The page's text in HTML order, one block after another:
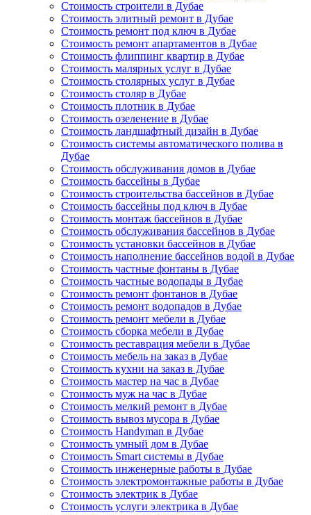
Стоимость строители в Дубае
Стоимость элитный ремонт в Дубае
Стоимость ремонт под ключ в Дубае
Стоимость ремонт апартаментов в Дубае
Стоимость флиппинг квартир в Дубае
Стоимость малярных услуг в Дубае
Стоимость столярных услуг в Дубае
Стоимость столяр в Дубае
Стоимость плотник в Дубае
Стоимость озеленение в Дубае
Стоимость ландшафтный дизайн в Дубае
Стоимость системы автоматического полива в
Дубае
Стоимость обслуживания домов в Дубае
Стоимость бассейны в Дубае
Стоимость строительства бассейнов в Дубае
Стоимость бассейны под ключ в Дубае
Стоимость монтаж бассейнов в Дубае
Стоимость обслуживания бассейнов в Дубае
Стоимость установки бассейнов в Дубае
Стоимость наполнение бассейнов водой в Дубае
Стоимость частные фонтаны в Дубае
Стоимость частные водопады в Дубае
Стоимость ремонт фонтанов в Дубае
Стоимость ремонт водопадов в Дубае
Стоимость ремонт мебели в Дубае
Стоимость сборка мебели в Дубае
Стоимость реставрация мебели в Дубае
Стоимость мебель на заказ в Дубае
Стоимость кухни на заказ в Дубае
Стоимость мастер на час в Дубае
Стоимость муж на час в Дубае
Стоимость мелкий ремонт в Дубае
Стоимость вывоз мусора в Дубае
Стоимость Handyman в Дубае
Стоимость умный дом в Дубае
Стоимость Smart системы в Дубае
Стоимость инженерные работы в Дубае
Стоимость электромонтажные работы в Дубае
Стоимость электрик в Дубае
Стоимость услуги электрика в Дубае